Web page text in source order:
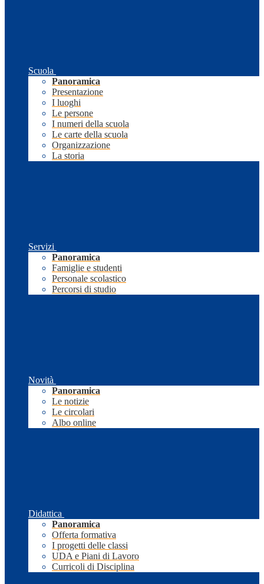
Scuola
Panoramica
Presentazione
I luoghi
Le persone
I numeri della scuola
Le carte della scuola
Organizzazione
La storia
Servizi
Panoramica
Famiglie e studenti
Personale scolastico
Percorsi di studio
Novità
Panoramica
Le notizie
Le circolari
Albo online
Didattica
Panoramica
Offerta formativa
I progetti delle classi
UDA e Piani di Lavoro
Curricoli di Disciplina